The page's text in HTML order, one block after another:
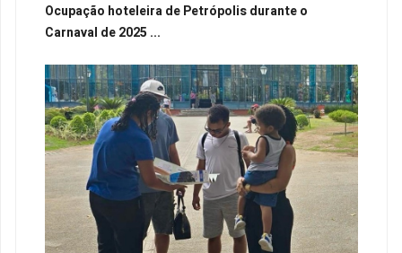
Ocupação hoteleira de Petrópolis durante o
Carnaval de 2025 ...